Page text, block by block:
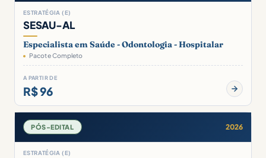
ESTRATÉGIA (E)
SESAU-AL
Especialista em Saúde - Odontologia - Hospitalar
Pacote Completo
A PARTIR DE
R$ 96
PÓS-EDITAL 2026
ESTRATÉGIA (E)